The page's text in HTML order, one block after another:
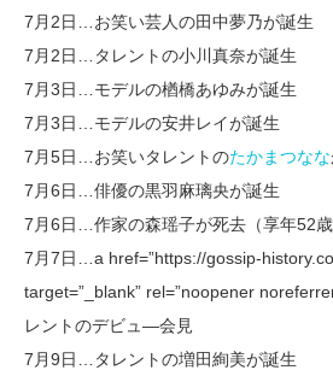
7月2日…お笑い芸人の田中夢乃が誕生
7月2日…タレントの小川真奈が誕生
7月3日…モデルの楢橋あゆみが誕生
7月3日…モデルの安井レイが誕生
7月5日…お笑いタレントのたかまつなな
7月6日…俳優の黒羽麻璃央が誕生
7月6日…作家の森瑶子が死去（享年52歳
7月7日…a href=”https://gossip-
target=”_blank” rel=”noopener
レントのデビュ―会見
7月9日…タレントの増田絢美が誕生